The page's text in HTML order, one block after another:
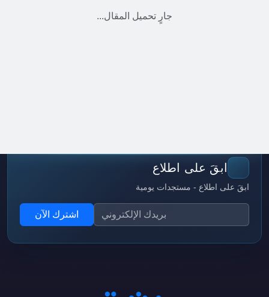
جارٍ تحميل المقال...
ابقَ على اطلاع
ابقَ على اطلاع - مستجدات يومية
اشترك الآن